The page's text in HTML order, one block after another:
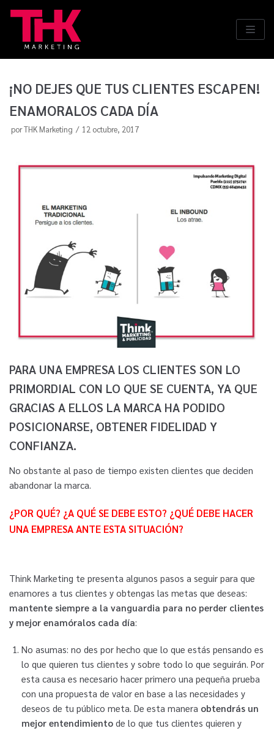
Saltar
contenido
¡NO DEJES QUE TUS CLIENTES ESCAPEN!
ENAMORALOS CADA DÍA
porTHK Marketing 12 octubre, 2017
PARA UNA EMPRESA LOS CLIENTES SON LO
PRIMORDIAL CON LO QUE SE CUENTA, YA QUE
GRACIAS A ELLOS LA MARCA HA PODIDO
POSICIONARSE, OBTENER FIDELIDAD Y
CONFIANZA.
No obstante al paso de tiempo existen clientes que deciden
abandonar la marca.
¿POR QUÉ? ¿A QUÉ SE DEBE ESTO? ¿QUÉ DEBE HACER
UNA EMPRESA ANTE ESTA SITUACIÓN?
Think Marketing te presenta algunos pasos a seguir para que
enamores a tus clientes y obtengas las metas que deseas:
mantente siempre a la vanguardia para no perder clientes
y mejor enamóralos cada día:
No asumas: no des por hecho que lo que estás pensando es
lo que quieren tus clientes y sobre todo lo que seguirán. Por
esta causa es necesario hacer primero una pequeña prueba
con una propuesta de valor en base a las necesidades y
deseos de tu público meta. De esta manera obtendrás un
mejor entendimiento de lo que tus clientes quieren y